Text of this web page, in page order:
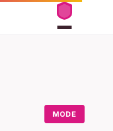
MODE